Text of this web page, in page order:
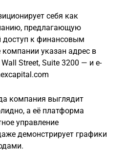
себя как
предлагающую
доступ к финансовым
указан адрес в
Street, Suite 3200 — и e-
компания выглядит
а её платформа
управление
демонстрирует графики